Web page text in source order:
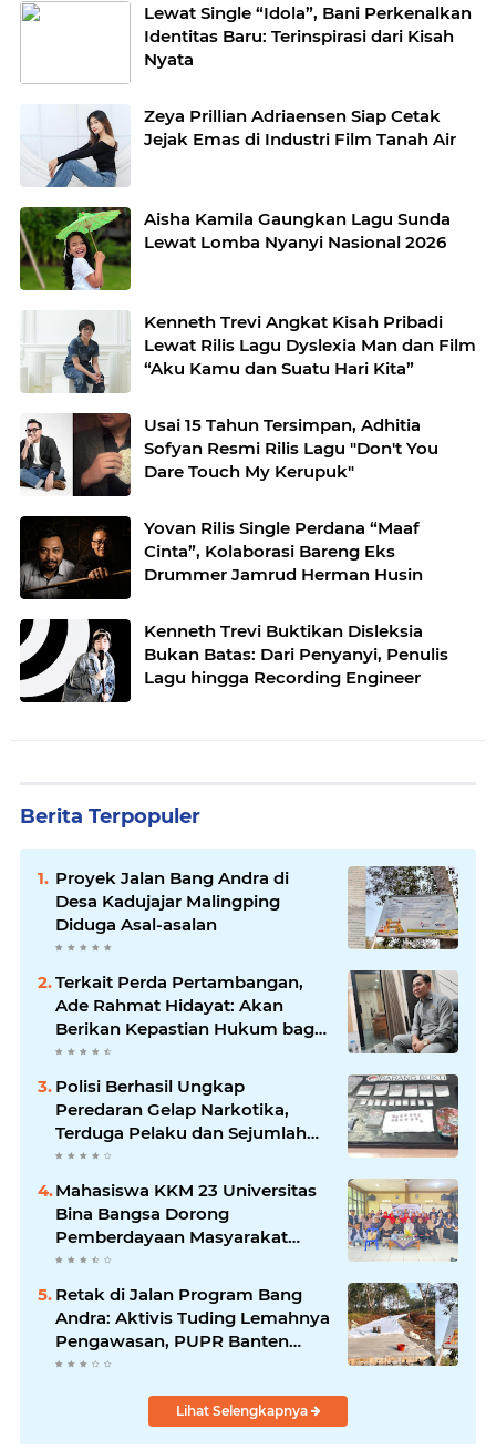
Lewat Single “Idola”, Bani Perkenalkan
Identitas Baru: Terinspirasi dari Kisah
Nyata
Zeya Prillian Adriaensen Siap Cetak
Jejak Emas di Industri Film Tanah Air
Aisha Kamila Gaungkan Lagu Sunda
Lewat Lomba Nyanyi Nasional 2026
Kenneth Trevi Angkat Kisah Pribadi
Lewat Rilis Lagu Dyslexia Man dan Film
“Aku Kamu dan Suatu Hari Kita”
Usai 15 Tahun Tersimpan, Adhitia
Sofyan Resmi Rilis Lagu "Don't You
Dare Touch My Kerupuk"
Yovan Rilis Single Perdana “Maaf
Cinta”, Kolaborasi Bareng Eks
Drummer Jamrud Herman Husin
Kenneth Trevi Buktikan Disleksia
Bukan Batas: Dari Penyanyi, Penulis
Lagu hingga Recording Engineer
Berita Terpopuler
Proyek Jalan Bang Andra di
Desa Kadujajar Malingping
Diduga Asal-asalan
Terkait Perda Pertambangan,
Ade Rahmat Hidayat: Akan
Berikan Kepastian Hukum bagi
Masyarakat dan Pelaku Usaha
Polisi Berhasil Ungkap
Peredaran Gelap Narkotika,
Terduga Pelaku dan Sejumlah
Barang Bukti Diamankan
Mahasiswa KKM 23 Universitas
Bina Bangsa Dorong
Pemberdayaan Masyarakat
melalui Seminar di Desa
Pelawad
Retak di Jalan Program Bang
Andra: Aktivis Tuding Lemahnya
Pengawasan, PUPR Banten
Masih Slow Respon
Lihat Selengkapnya